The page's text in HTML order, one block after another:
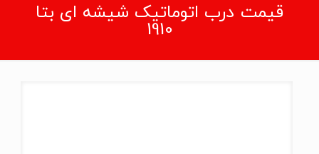
قیمت درب اتوماتیک شیشه ای بتا
1910